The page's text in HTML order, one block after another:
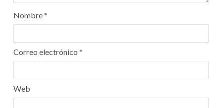
Nombre*
Correo electrónico *
Web